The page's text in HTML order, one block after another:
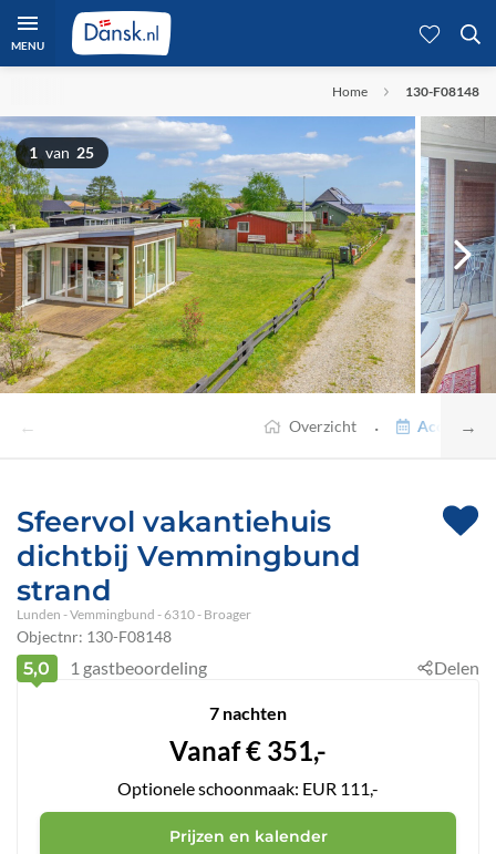
MENU
Home 130-F08148
1 van 25
← →
Overzicht ·
Sfeervol vakantiehuis
dichtbij Vemmingbund
strand
Lunden - Vemmingbund - 6310 - Broager
Objectnr: 130-F08148
5,0 1 gastbeoordeling Delen
7 nachten
Vanaf€ 351,-
Optionele schoonmaak: EUR 111,-
Prijzen en kalender